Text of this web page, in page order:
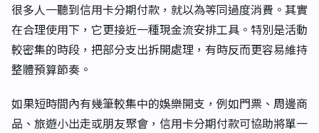
很多人一聽到信用卡分期付款，就以為等同過度消費。其實
在合理使用下，它更接近一種現金流安排工具。特別是活動
較密集的時段，把部分支出拆開處理，有時反而更容易維持
整體預算節奏。
如果短時間內有幾筆較集中的娛樂開支，例如門票、周邊商
品、旅遊小出走或朋友聚會，信用卡分期付款可協助將單一